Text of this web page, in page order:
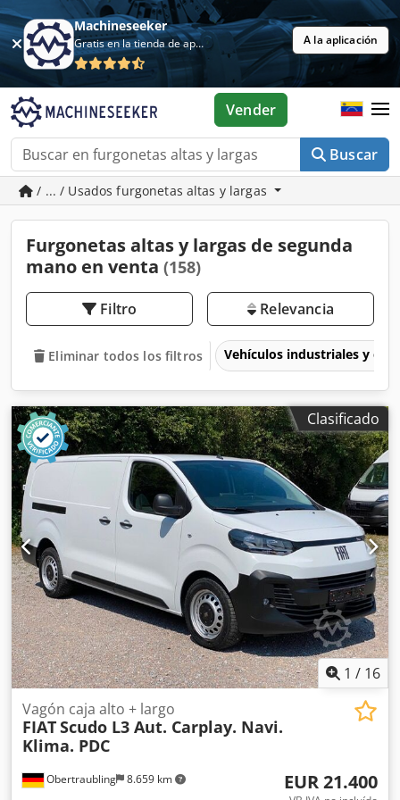
Machineseeker
Gratis en la tienda de aplicaciones A la aplicación
Buscar
Vender
/ ... / Usados furgonetas altas y largas
Furgonetas altas y largas de segunda
mano en venta (158)
Filtro Relevancia
Eliminar todos los filtros Vehículos industriales y
Clasificado
1 / 16
Obertraubling 8.659 km
Vagón caja alto + largo
FIATScudo L3 Aut. Carplay. Navi.
Klima. PDC
EUR 21.400